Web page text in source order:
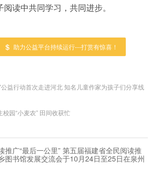
读中共同学习，共同进步。
助力公益平台持续运行---打赏有惊喜！
公益行动首次走进河北 知名儿童作家为孩子们分享线
园“小麦农” 田间收获忙
推广“最后一公里” 第五届福建省全民阅读推
图书馆发展交流会于10月24日至25日在泉州